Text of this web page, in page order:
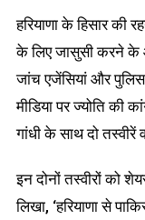
हरियाणा के हिसार की
के लिए जासुसी करने के
जांच एजेंसियां और
मीडिया पर ज्योति की
गांधी के साथ दो तस्वीरें
इन दोनों तस्वीरों को
लिखा, ‘हरियाणा से